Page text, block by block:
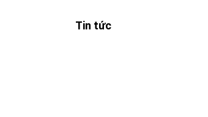
Tin tức